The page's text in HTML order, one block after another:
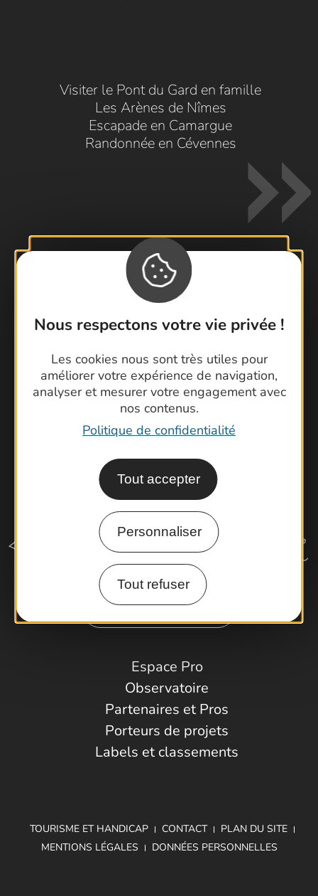
Nous respectons votre vie privée !
Les cookies nous sont très utiles pour
améliorer votre expérience de navigation,
analyser et mesurer votre engagement avec
nos contenus.
Politique de confidentialité
Tout accepter
Personnaliser
Tout refuser
Visiter le Pont du Gard en famille
Les Arènes de Nîmes
Escapade en Camargue
Randonnée en Cévennes
Contactez-nous !
Brochures
Cartoguides et Topoguides
Latitude Gard
Comment venir ?
Espace Pro
Observatoire
Partenaires et Pros
Porteurs de projets
Labels et classements
TOURISME ET HANDICAP CONTACT
PLAN DU SITE
MENTIONS LÉGALES
DONNÉES PERSONNELLES